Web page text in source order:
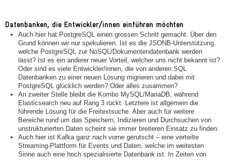
Datenbanken, die Entwickler/innen einführen möchten
Auch hier hat PostgreSQL einen grossen Schritt gemacht. Über den
Grund können wir nur spekulieren. Ist es die JSONB-Unterstützung,
welche PostgreSQL zur NoSQL/Dokumentendatenbank werden
lässt? Ist es ein anderer neuer Vorteil, welcher uns nicht bekannt ist?
Oder sind es viele Entwickler/innen, die von anderen SQL
Datenbanken zu einer neuen Lösung migrieren und dabei mit
PostgreSQL glücklich werden? Oder alles zusammen?
An zweiter Stelle bleibt die Kombo MySQL/MariaDB, während
Elasticsearch neu auf Rang 3 rückt. Letztere ist allgemein die
führende Lösung für die Freitextsuche. Aber auch für weitere
Bereiche rund um das Speichern, Indizieren und Durchsuchen von
unstrukturierten Daten scheint sie immer breiteren Einsatz zu finden.
Auch hier ist Kafka ganz nach vorne gerutscht – eine verteilte
Streaming-Plattform für Events und Daten, welche im weitesten
Sinne auch eine hoch spezialisierte Datenbank ist. In Zeiten von